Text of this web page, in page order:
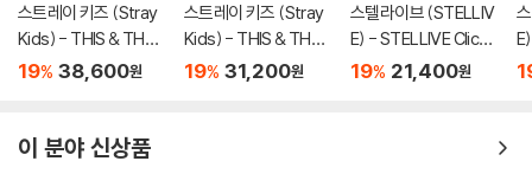
스트레이 키즈 (Stray
Kids) - THIS & THAT
[2종 SET]
19% 38,600원
스트레이 키즈 (Stray
Kids) - THIS & THAT
[TRUCK VER.]
19% 31,200원
스텔라이브 (STELLIV
E) - STELLIVE Cliche
1st EP 「Colorful Stro
19% 21,400원
이 분야 신상품